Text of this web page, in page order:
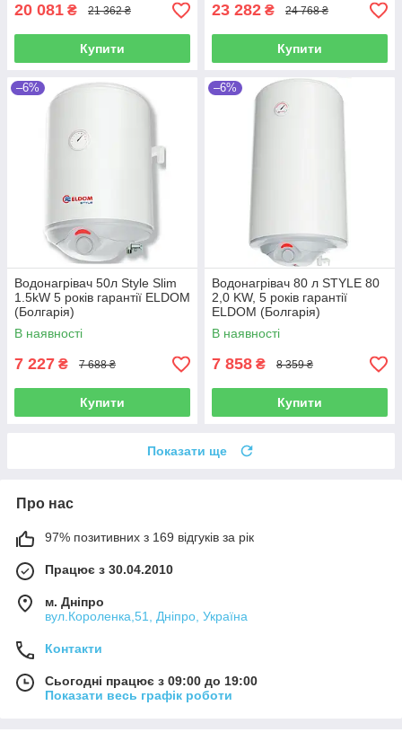
20 081 ₴ 21 362 ₴
Купити
23 282 ₴ 24 768 ₴
Купити
–6%
Водонагрівач 50л Style Slim
1.5kW 5 років гарантії ELDOM
(Болгарія)
В наявності
7 227 ₴ 7 688 ₴
Купити
–6%
Водонагрівач 80 л STYLE 80
2,0 KW, 5 років гарантії
ELDOM (Болгарія)
В наявності
7 858 ₴ 8 359 ₴
Купити
Показати ще
Про нас
97% позитивних з 169 відгуків за рік
Працює з 30.04.2010
м. Дніпро
вул.Короленка,51, Дніпро, Україна
Контакти
Сьогодні працює з 09:00 до 19:00
Показати весь графік роботи